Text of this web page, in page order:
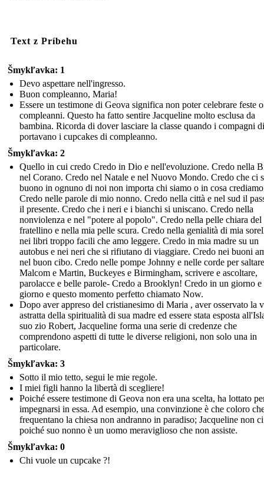
Text z Príbehu
Šmykľavka: 1
Devo aspettare nell'ingresso.
Buon compleanno, Maria!
Essere un testimone di Geova significa non poter celebrare feste o
compleanni. Questo ha fatto sentire Jacqueline molto esclusa da
bambina. Ricorda di dover lasciare la classe quando i compagni
portavano i cupcakes di compleanno.
Šmykľavka: 2
Quello in cui credo Credo in Dio e nell'evoluzione. Credo nella
nel Corano. Credo nel Natale e nel Nuovo Mondo. Credo che ci
buono in ognuno di noi non importa chi siamo o in cosa
Credo nelle parole di mio nonno. Credo nella città e nel sud il
il presente. Credo che i neri e i bianchi si uniscano. Credo nella
nonviolenza e nel "potere al popolo". Credo nella pelle chiara del
fratellino e nella mia pelle scura. Credo nella genialità di mia
nei libri troppo facili che amo leggere. Credo in mia madre su un
autobus e nei neri che si rifiutano di viaggiare. Credo nei buoni
nel buon cibo. Credo nelle pompe Johnny e nelle corde per
Malcom e Martin, Buckeyes e Birmingham, scrivere e ascoltare,
parolacce e belle parole- Credo a Brooklyn! Credo in un giorno e
giorno e questo momento perfetto chiamato Now.
Dopo aver appreso del cristianesimo di Maria , aver osservato la
astratta della spiritualità di sua madre ed essere stata esposta
suo zio Robert, Jacqueline forma una serie di credenze che
comprendono aspetti di tutte le diverse religioni, non solo una in
particolare.
Šmykľavka: 3
Sotto il mio tetto, segui le mie regole.
I miei figli hanno la libertà di scegliere!
Poiché essere testimone di Geova non era una scelta, ha lottato
impegnarsi in essa. Ad esempio, una convinzione è che coloro
frequentano la chiesa non andranno in paradiso; Jacqueline non
poiché suo nonno è un uomo meraviglioso che non assiste.
Šmykľavka: 0
Chi vuole un cupcake ?!